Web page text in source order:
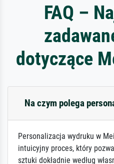
FAQ –
dotyczące
Na czym polega
Personalizacja wydruku w
intuicyjny proces, który
sztuki dokładnie według